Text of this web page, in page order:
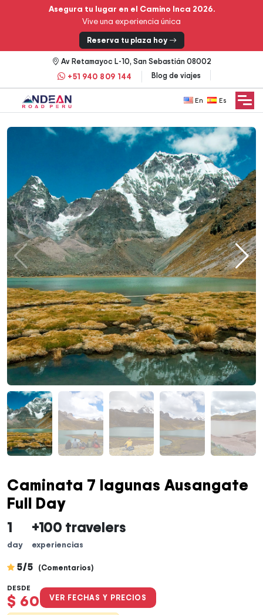
Asegura tu lugar en el Camino Inca 2026.
Vive una experiencia única
Reserva tu plaza hoy
Av Retamayoc L-10, San Sebastián 08002
+51 940 809 144
Blog de viajes
English Español
Caminata 7 lagunas Ausangate
Full Day
1
day
+100 travelers
experiencias
5/5 (Comentarios)
DESDE
$ 60 VER FECHAS Y PRECIOS